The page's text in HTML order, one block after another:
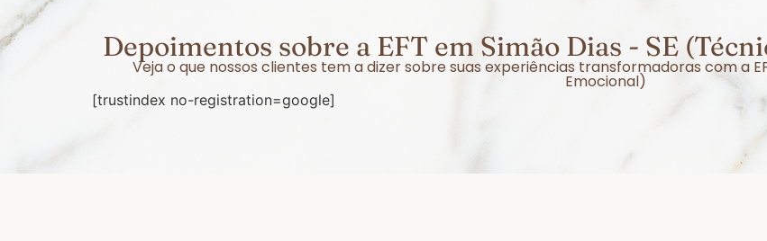
Depoimentos sobre a EFT em Simão Dias - SE
Veja o que nossos clientes tem a dizer sobre suas experiências transformadoras com a
Emocional)
[trustindex no-registration=google]